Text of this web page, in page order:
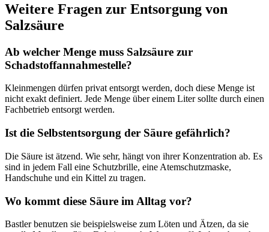
Weitere Fragen zur Entsorgung von
Salzsäure
Ab welcher Menge muss Salzsäure zur
Schadstoffannahmestelle?
Kleinmengen dürfen privat entsorgt werden, doch diese Menge ist
nicht exakt definiert. Jede Menge über einem Liter sollte durch einen
Fachbetrieb entsorgt werden.
Ist die Selbstentsorgung der Säure gefährlich?
Die Säure ist ätzend. Wie sehr, hängt von ihrer Konzentration ab. Es
sind in jedem Fall eine Schutzbrille, eine Atemschutzmaske,
Handschuhe und ein Kittel zu tragen.
Wo kommt diese Säure im Alltag vor?
Bastler benutzen sie beispielsweise zum Löten und Ätzen, da sie